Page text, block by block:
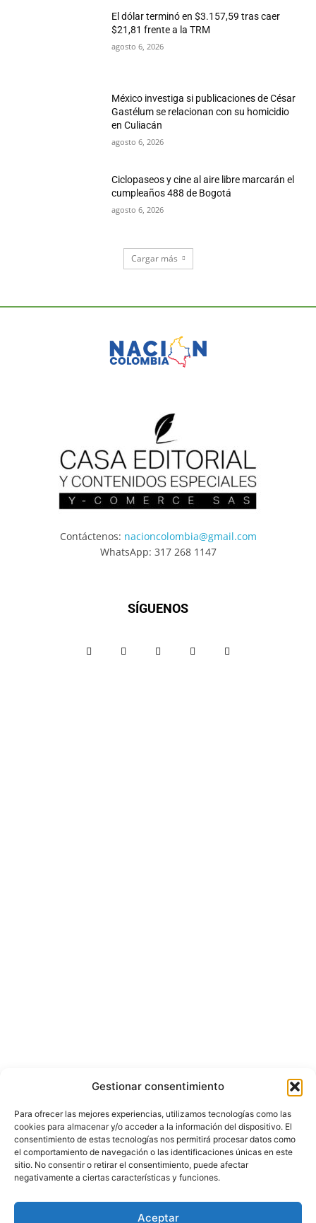
Gestionar consentimiento
Para ofrecer las mejores experiencias, utilizamos tecnologías como las
cookies para almacenar y/o acceder a la información del dispositivo. El
consentimiento de estas tecnologías nos permitirá procesar datos como
el comportamiento de navegación o las identificaciones únicas en este
sitio. No consentir o retirar el consentimiento, puede afectar
negativamente a ciertas características y funciones.
Aceptar
El dólar terminó en $3.157,59 tras caer
$21,81 frente a la TRM
agosto 6, 2026
México investiga si publicaciones de César
Gastélum se relacionan con su homicidio
en Culiacán
agosto 6, 2026
Ciclopaseos y cine al aire libre marcarán el
cumpleaños 488 de Bogotá
agosto 6, 2026
Cargar más
Contáctenos: nacioncolombia@gmail.com
WhatsApp: 317 268 1147
SÍGUENOS